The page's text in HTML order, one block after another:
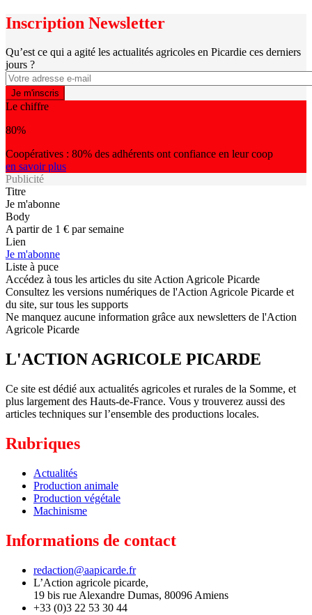
Inscription Newsletter
Qu’est ce qui a agité les actualités agricoles en Picardie ces derniers
jours ?
Le chiffre
80%
Coopératives : 80% des adhérents ont confiance en leur coop
en savoir plus
Publicité
Titre
Je m'abonne
Body
A partir de 1 € par semaine
Lien
Je m'abonne
Liste à puce
Accédez à tous les articles du site Action Agricole Picarde
Consultez les versions numériques de l'Action Agricole Picarde et
du site, sur tous les supports
Ne manquez aucune information grâce aux newsletters de l'Action
Agricole Picarde
L'ACTION AGRICOLE PICARDE
Ce site est dédié aux actualités agricoles et rurales de la Somme, et
plus largement des Hauts-de-France. Vous y trouverez aussi des
articles techniques sur l’ensemble des productions locales.
Rubriques
Actualités
Production animale
Production végétale
Machinisme
Informations de contact
redaction@aapicarde.fr
L’Action agricole picarde,
19 bis rue Alexandre Dumas, 80096 Amiens
+33 (0)3 22 53 30 44